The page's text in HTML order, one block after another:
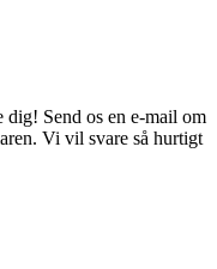
Send os en e-mail om
Vi vil svare så hurtigt